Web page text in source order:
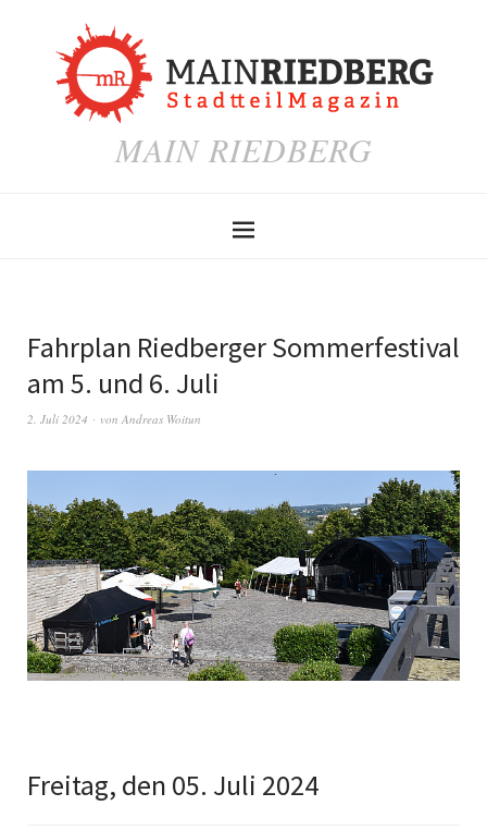
MAIN RIEDBERG
Fahrplan Riedberger Sommerfestival
am 5. und 6. Juli
2. Juli 2024 von Andreas Woitun
Freitag, den 05. Juli 2024